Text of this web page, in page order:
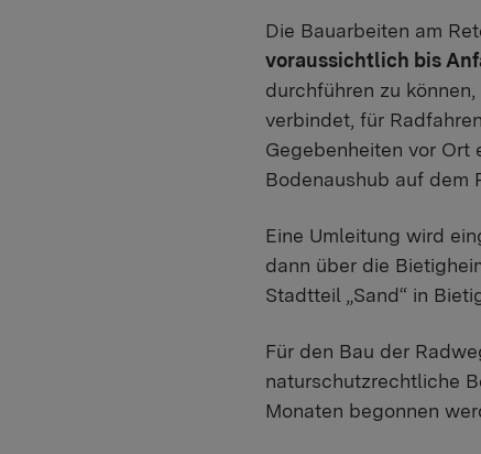
Die Bauarbeiten am
voraussichtlich bis
durchführen zu
verbindet, für
Gegebenheiten vor Ort
Bodenaushub auf dem
Eine Umleitung wird
dann über die
Stadtteil „Sand“ in
Für den Bau der
naturschutzrechtliche
Monaten begonnen